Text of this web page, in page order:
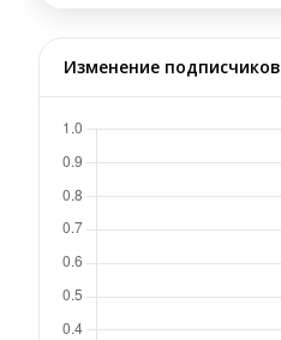
Изменение подписчиков